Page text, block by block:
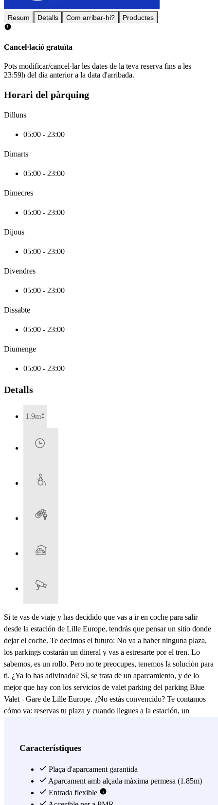
Resum Detalls Com arribar-hi? Productes
Cancel·lació gratuïta
Pots modificar/cancel·lar les dates de la teva reserva fins a les
23:59h del dia anterior a la data d'arribada.
Horari del pàrquing
Dilluns
05:00 - 23:00
Dimarts
05:00 - 23:00
Dimecres
05:00 - 23:00
Dijous
05:00 - 23:00
Divendres
05:00 - 23:00
Dissabte
05:00 - 23:00
Diumenge
05:00 - 23:00
Detalls
1.9m
Si te vas de viaje y has decidido que vas a ir en coche para salir
desde la estación de Lille Europe, tendrás que pensar un sitio donde
dejar el coche. Te decimos el futuro: No va a haber ninguna plaza,
los parkings costarán un dineral y vas a estresarte por el tren. Lo
sabemos, es un rollo. Pero no te preocupes, tenemos la solución para
ti. ¿Ya lo has adivinado? Sí, se trata de un aparcamiento, y de lo
mejor que hay con los servicios de valet parking del parking Blue
Valet - Gare de Lille Europe. ¿No estás convencido? Te contamos
cómo va: reservas tu plaza y cuando llegues a la estación, un
conductor te devolverá tu coche en el mismo sitio donde se lo
plaza en nuestra web y disfruta de los servicios de valet del parking
Blue Valet - Gare de Lille Europe.
Veure més
Característiques
Plaça d'aparcament garantida
Aparcament amb alçada màxima permesa (1.85m)
Entrada flexible